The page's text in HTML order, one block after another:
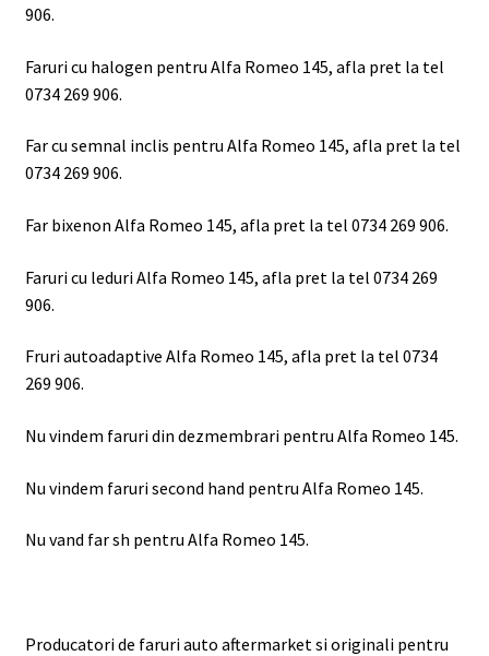
906.
Faruri cu halogen pentru Alfa Romeo 145, afla pret la tel
0734 269 906.
Far cu semnal inclis pentru Alfa Romeo 145, afla pret la tel
0734 269 906.
Far bixenon Alfa Romeo 145, afla pret la tel 0734 269 906.
Faruri cu leduri Alfa Romeo 145, afla pret la tel 0734 269
906.
Fruri autoadaptive Alfa Romeo 145, afla pret la tel 0734
269 906.
Nu vindem faruri din dezmembrari pentru Alfa Romeo 145.
Nu vindem faruri second hand pentru Alfa Romeo 145.
Nu vand far sh pentru Alfa Romeo 145.
Producatori de faruri auto aftermarket si originali pentru